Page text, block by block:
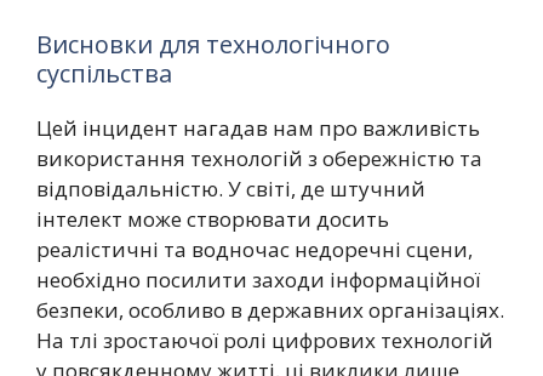
Висновки для технологічного
суспільства
Цей інцидент нагадав нам про важливість
використання технологій з обережністю та
відповідальністю. У світі, де штучний
інтелект може створювати досить
реалістичні та водночас недоречні сцени,
необхідно посилити заходи інформаційної
безпеки, особливо в державних організаціях.
На тлі зростаючої ролі цифрових технологій